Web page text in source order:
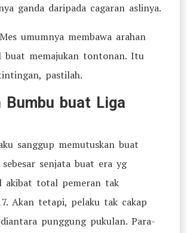
ganda daripada cagaran aslinya.
umumnya membawa arahan
buat memajukan tontonan. Itu
pastilah.
Bumbu buat Liga
sanggup memutuskan buat
senjata buat era yg
akibat total pemeran tak
Akan tetapi, pelaku tak cakap
punggung pukulan. Para-